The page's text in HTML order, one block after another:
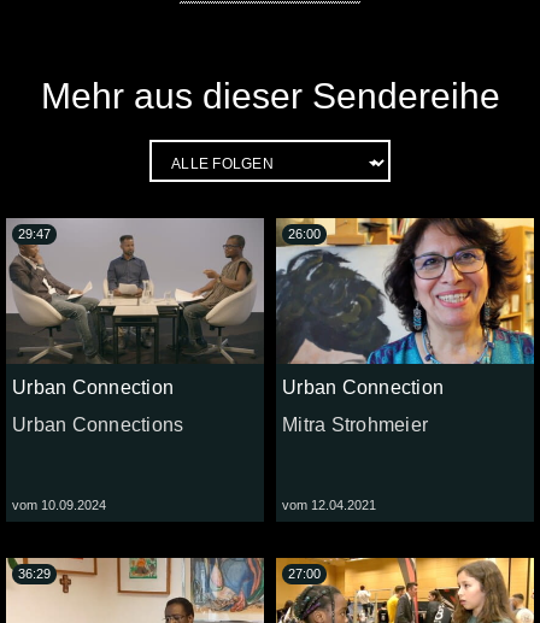
Mehr aus dieser Sendereihe
Urban Connection
Urban Connections
vom 10.09.2024
29:47
Urban Connection
Mitra Strohmeier
vom 12.04.2021
26:00
36:29 27:00